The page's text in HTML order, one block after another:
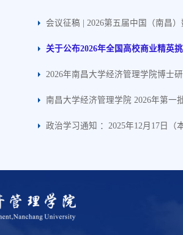
会议征稿 | 2026第五届中国（南昌
关于公布2026年全国高校商业精英
2026年南昌大学经济管理学院博士
南昌大学经济管理学院 2026年第一
政治学习通知 ：2025年12月17日（